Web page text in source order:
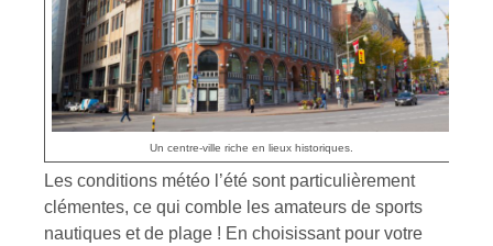
Un centre-ville riche en lieux historiques.
Les conditions météo l’été sont particulièrement
clémentes, ce qui comble les amateurs de sports
nautiques et de plage ! En choisissant pour votre